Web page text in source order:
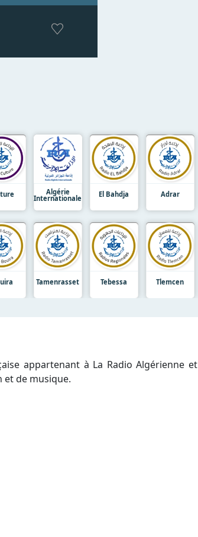
Algérie
Internationale El Bahdja Adrar
Tamenrasset Tebessa Tlemcen
appartenant à La Radio Algérienne et
de musique.